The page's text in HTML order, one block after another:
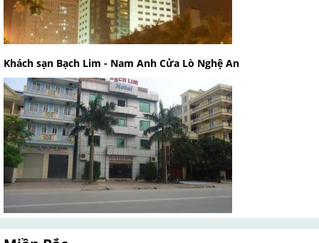
Khách sạn Bạch Lim - Nam Anh Cửa Lò Nghệ An